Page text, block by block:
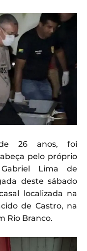
de 26 anos, foi
pelo próprio
Lima de
deste sábado
localizada na
de Castro, na
Rio Branco.